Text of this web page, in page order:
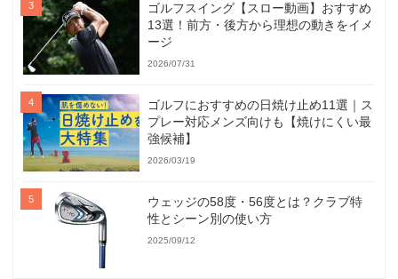
ゴルフスイング【スロー動画】おすすめ
13選！前方・後方から理想の動きをイメ
ージ
2026/07/31
ゴルフにおすすめの日焼け止め11選｜ス
プレー対応メンズ向けも【焼けにくい最
強候補】
2026/03/19
ウェッジの58度・56度とは？クラブ特
性とシーン別の使い方
2025/09/12